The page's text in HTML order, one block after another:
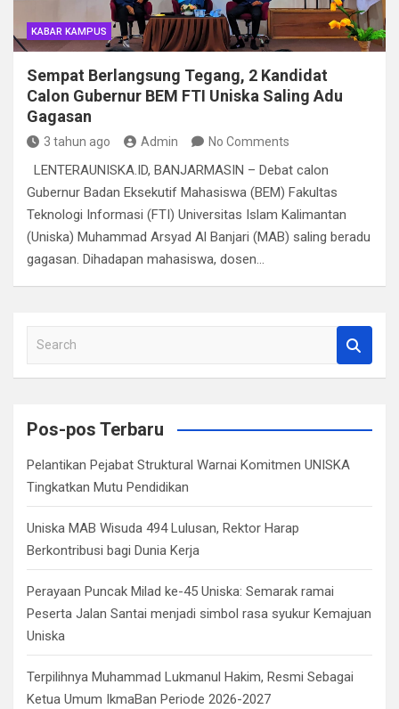
KABAR KAMPUS
Sempat Berlangsung Tegang, 2 Kandidat
Calon Gubernur BEM FTI Uniska Saling Adu
Gagasan
3 tahun ago Admin No Comments
LENTERAUNISKA.ID, BANJARMASIN – Debat calon
Gubernur Badan Eksekutif Mahasiswa (BEM) Fakultas
Teknologi Informasi (FTI) Universitas Islam Kalimantan
(Uniska) Muhammad Arsyad Al Banjari (MAB) saling beradu
gagasan. Dihadapan mahasiswa, dosen…
a
c
Pos-pos Terbaru
Pelantikan Pejabat Struktural Warnai Komitmen UNISKA
Tingkatkan Mutu Pendidikan
Uniska MAB Wisuda 494 Lulusan, Rektor Harap
Berkontribusi bagi Dunia Kerja
Perayaan Puncak Milad ke-45 Uniska: Semarak ramai
Peserta Jalan Santai menjadi simbol rasa syukur Kemajuan
Uniska
Terpilihnya Muhammad Lukmanul Hakim, Resmi Sebagai
Ketua Umum IkmaBan Periode 2026-2027